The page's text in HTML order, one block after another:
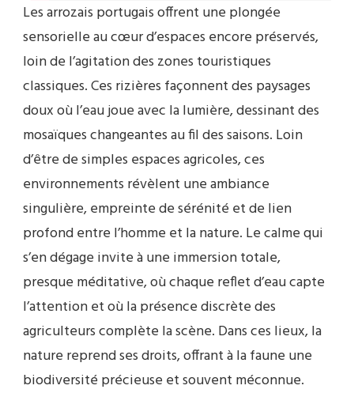
Les arrozais portugais offrent une plongée
sensorielle au cœur d’espaces encore préservés,
loin de l’agitation des zones touristiques
classiques. Ces rizières façonnent des paysages
doux où l’eau joue avec la lumière, dessinant des
mosaïques changeantes au fil des saisons. Loin
d’être de simples espaces agricoles, ces
environnements révèlent une ambiance
singulière, empreinte de sérénité et de lien
profond entre l’homme et la nature. Le calme qui
s’en dégage invite à une immersion totale,
presque méditative, où chaque reflet d’eau capte
l’attention et où la présence discrète des
agriculteurs complète la scène. Dans ces lieux, la
nature reprend ses droits, offrant à la faune une
biodiversité précieuse et souvent méconnue.